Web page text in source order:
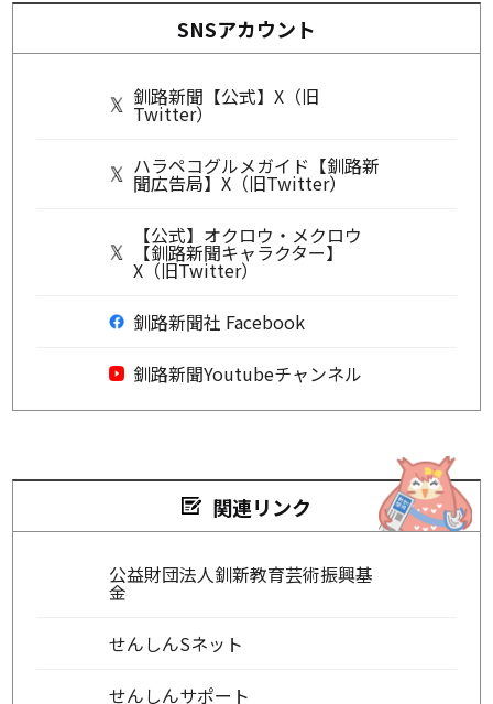
SNSアカウント
釧路新聞【公式】X（旧
Twitter）
ハラペコグルメガイド【釧路新
聞広告局】X（旧Twitter）
【公式】オクロウ・メクロウ
【釧路新聞キャラクター】
X（旧Twitter）
釧路新聞社 Facebook
釧路新聞Youtubeチャンネル
関連リンク
公益財団法人釧新教育芸術振興基
金
せんしんSネット
せんしんサポート